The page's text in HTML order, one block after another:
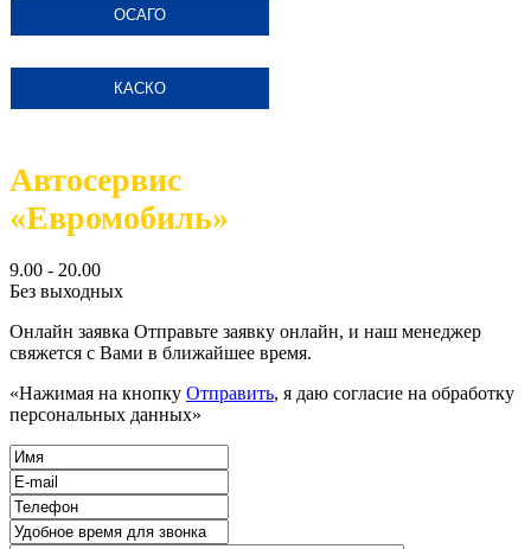
ОСАГО
КАСКО
Автосервис
«Евромобиль»
9.00 - 20.00
Без выходных
Онлайн заявка Отправьте заявку онлайн, и наш менеджер
свяжется с Вами в ближайшее время.
«Нажимая на кнопку Отправить, я даю согласие на обработку
персональных данных»